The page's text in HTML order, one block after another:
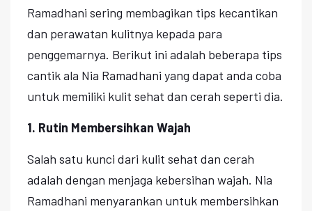
Ramadhani sering membagikan tips kecantikan
dan perawatan kulitnya kepada para
penggemarnya. Berikut ini adalah beberapa tips
cantik ala Nia Ramadhani yang dapat anda coba
untuk memiliki kulit sehat dan cerah seperti dia.
1. Rutin Membersihkan Wajah
Salah satu kunci dari kulit sehat dan cerah
adalah dengan menjaga kebersihan wajah. Nia
Ramadhani menyarankan untuk membersihkan